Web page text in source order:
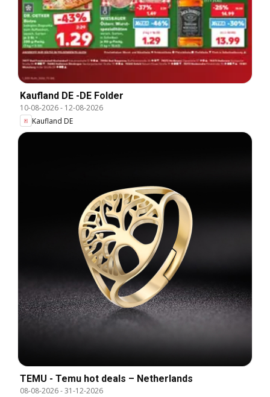
Kaufland DE -DE Folder
10-08-2026- 12-08-2026
Kaufland DE
TEMU - Temu hot deals – Netherlands
08-08-2026-31-12-2026